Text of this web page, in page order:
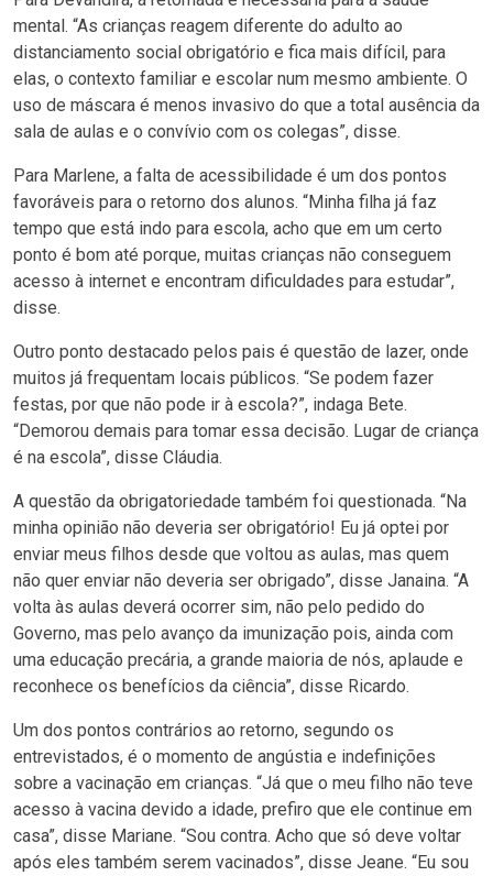
mental. “As crianças reagem diferente do adulto ao
distanciamento social obrigatório e fica mais difícil, para
elas, o contexto familiar e escolar num mesmo ambiente. O
uso de máscara é menos invasivo do que a total ausência da
sala de aulas e o convívio com os colegas”, disse.
Para Marlene, a falta de acessibilidade é um dos pontos
favoráveis para o retorno dos alunos. “Minha filha já faz
tempo que está indo para escola, acho que em um certo
ponto é bom até porque, muitas crianças não conseguem
acesso à internet e encontram dificuldades para estudar”,
disse.
Outro ponto destacado pelos pais é questão de lazer, onde
muitos já frequentam locais públicos. “Se podem fazer
festas, por que não pode ir à escola?”, indaga Bete.
“Demorou demais para tomar essa decisão. Lugar de criança
é na escola”, disse Cláudia.
A questão da obrigatoriedade também foi questionada. “Na
minha opinião não deveria ser obrigatório! Eu já optei por
enviar meus filhos desde que voltou as aulas, mas quem
não quer enviar não deveria ser obrigado”, disse Janaina. “A
volta às aulas deverá ocorrer sim, não pelo pedido do
Governo, mas pelo avanço da imunização pois, ainda com
uma educação precária, a grande maioria de nós, aplaude e
reconhece os benefícios da ciência”, disse Ricardo.
Um dos pontos contrários ao retorno, segundo os
entrevistados, é o momento de angústia e indefinições
sobre a vacinação em crianças. “Já que o meu filho não teve
acesso à vacina devido a idade, prefiro que ele continue em
casa”, disse Mariane. “Sou contra. Acho que só deve voltar
após eles também serem vacinados”, disse Jeane. “Eu sou